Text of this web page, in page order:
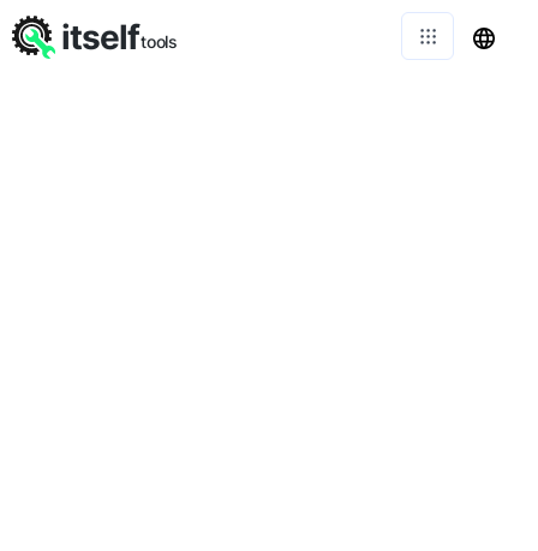
itselftools